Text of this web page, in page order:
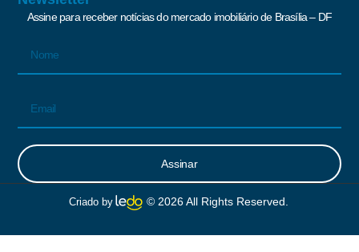
Assine para receber notícias do mercado imobiliário de Brasília – DF
Assinar
Criado by © 2026 All Rights Reserved.